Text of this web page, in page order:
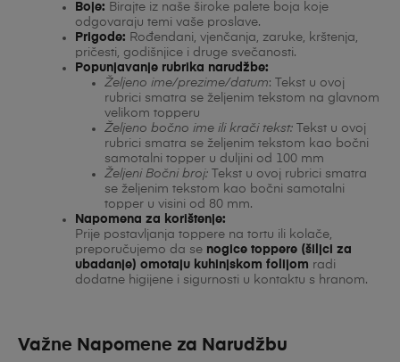
Boje: Birajte iz naše široke palete boja koje
odgovaraju temi vaše proslave.
Prigode: Rođendani, vjenčanja, zaruke, krštenja,
pričesti, godišnjice i druge svečanosti.
Popunjavanje rubrika narudžbe:
Željeno ime/prezime/datum: Tekst u ovoj
rubrici smatra se željenim tekstom na glavnom
velikom topperu
Željeno bočno ime ili krači tekst:
Tekst u ovoj
rubrici smatra se željenim tekstom kao bočni
samotalni topper u duljini od 100 mm
Željeni Bočni broj:
Tekst u ovoj rubrici smatra
se željenim tekstom kao bočni samotalni
topper u visini od 80 mm.
Napomena za korištenje:
Prije postavljanja toppere na tortu ili kolače,
preporučujemo da se nogice toppere (šiljci za
ubadanje) omotaju kuhinjskom folijom radi
dodatne higijene i sigurnosti u kontaktu s hranom.
Važne Napomene za Narudžbu